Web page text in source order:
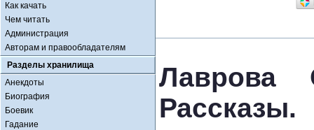
Как качать
Чем читать
Администрация
Авторам и правообладателям
Разделы хранилища
Анекдоты
Биография
Боевик
Гадание
Лаврова
Рассказы.